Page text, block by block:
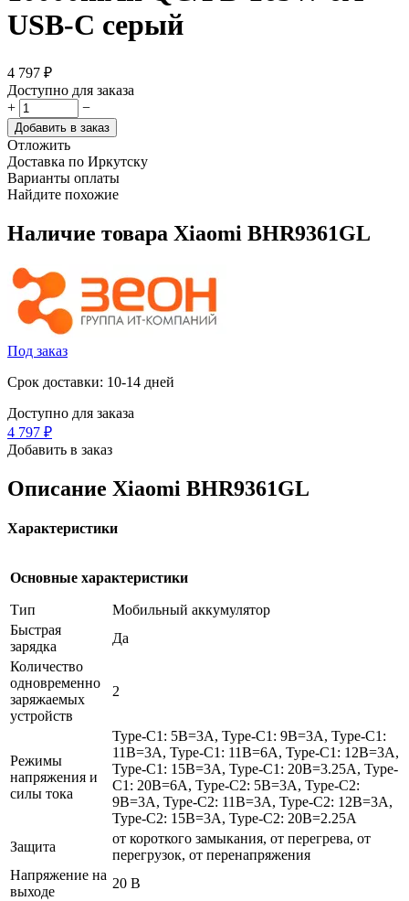
USB-C серый
4 797 ₽
Доступно для заказа
+
−
Добавить в заказ
Отложить
Доставка по Иркутску
Варианты оплаты
Найдите похожие
Наличие товара Xiaomi BHR9361GL
Под заказ
Срок доставки: 10-14 дней
Доступно для заказа
4 797 ₽
Добавить в заказ
Описание Xiaomi BHR9361GL
Характеристики
Основные характеристики
Тип
Мобильный аккумулятор
Быстрая
зарядка
Да
Количество
одновременно
заряжаемых
устройств
2
Режимы
напряжения и
силы тока
Type-C1: 5В=3А, Type-C1: 9В=3А, Type-C1:
11В=3А, Type-C1: 11В=6А, Type-C1: 12В=3А,
Type-C1: 15В=3А, Type-C1: 20В=3.25А, Type-
C1: 20В=6А, Type-C2: 5В=3А, Type-C2:
9В=3А, Type-C2: 11В=3А, Type-C2: 12В=3А,
Type-C2: 15В=3А, Type-C2: 20В=2.25А
Защита
от короткого замыкания, от перегрева, от
перегрузок, от перенапряжения
Напряжение на
выходе
20 В